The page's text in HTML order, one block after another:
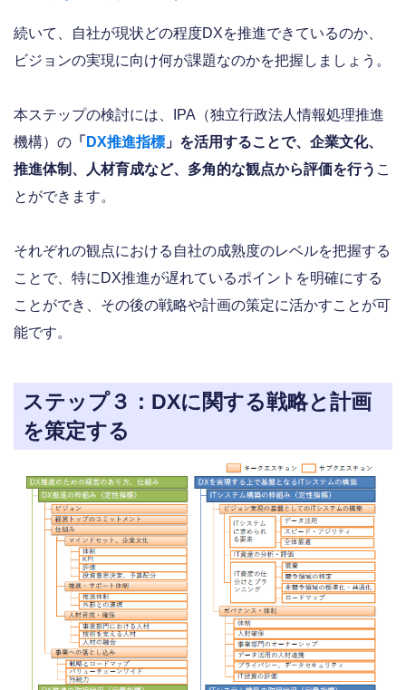
続いて、自社が現状どの程度DXを推進できているのか、
ビジョンの実現に向け何が課題なのかを把握しましょう。
本ステップの検討には、IPA（独立行政法人情報処理推進
機構）の 「 DX推進指標 」を活用することで、企業文化、
推進体制、人材育成など、多角的な観点から評価を行う こ
とができます。
それぞれの観点における自社の成熟度のレベルを把握する
ことで、特にDX推進が遅れているポイントを明確にする
ことができ、その後の戦略や計画の策定に活かすことが可
能です。
ステップ３：DXに関する戦略と計画
を策定する